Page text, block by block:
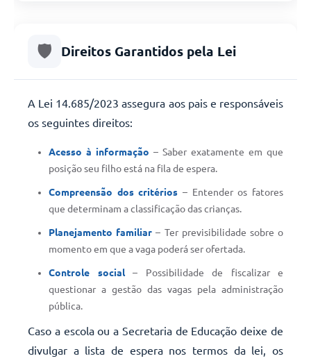
🛡️ Direitos Garantidos pela Lei
A Lei 14.685/2023 assegura aos pais e responsáveis
os seguintes direitos:
Acesso à informação – Saber exatamente em que
posição seu filho está na fila de espera.
Compreensão dos critérios – Entender os fatores
que determinam a classificação das crianças.
Planejamento familiar – Ter previsibilidade sobre o
momento em que a vaga poderá ser ofertada.
Controle social– Possibilidade de fiscalizar e
questionar a gestão das vagas pela administração
pública.
Caso a escola ou a Secretaria de Educação deixe de
divulgar a lista de espera nos termos da lei, os